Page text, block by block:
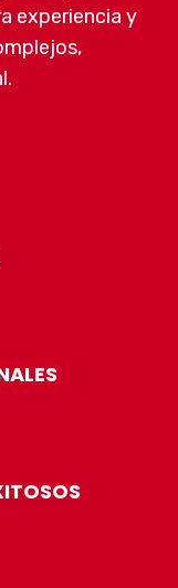
experiencia y